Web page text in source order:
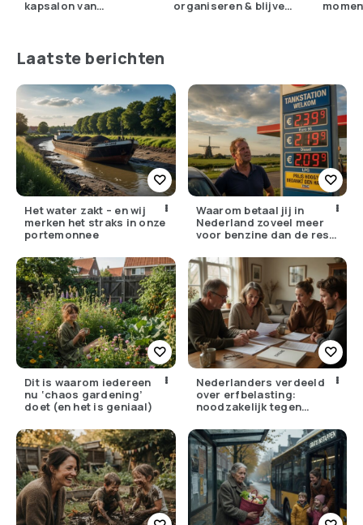
kapsalon van
organiseren & blijven
Laatste berichten
Het water zakt – en wij
merken het straks in onze
portemonnee
Waarom betaal jij in
Nederland zoveel meer
voor benzine dan de rest
Dit is waarom iedereen
nu ‘chaos gardening’
doet (en het is geniaal)
Nederlanders verdeeld
over erfbelasting:
noodzakelijk tegen